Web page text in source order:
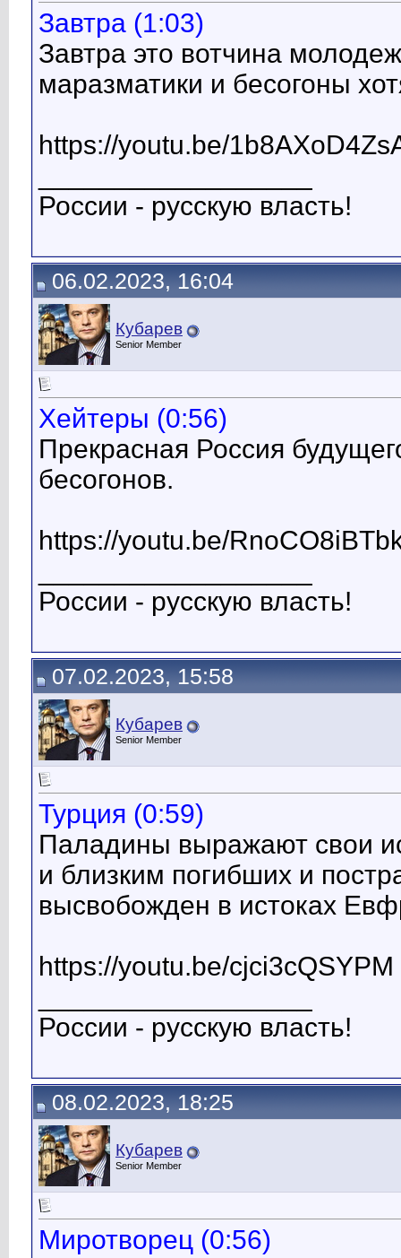
Завтра (1:03)
Завтра это вотчина
маразматики и бесогоны
https://youtu.be/
России - русскую власть!
06.02.2023, 16:04
Кубарев
Senior Member
Хейтеры (0:56)
Прекрасная Россия
бесогонов.
https://youtu.be/
России - русскую власть!
07.02.2023, 15:58
Кубарев
Senior Member
Турция (0:59)
Паладины выражают свои
и близким погибших и
высвобожден в истоках
https://youtu.be/cjci3cQSYPM
России - русскую власть!
08.02.2023, 18:25
Кубарев
Senior Member
Миротворец (0:56)